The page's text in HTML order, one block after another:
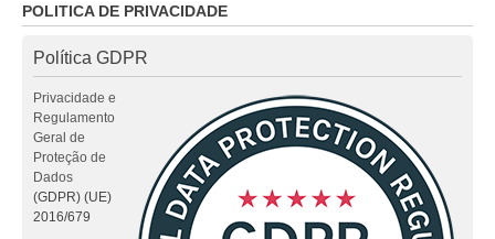
POLITICA DE PRIVACIDADE
Política GDPR
Privacidade e
Regulamento
Geral de
Proteção de
Dados
(GDPR) (UE)
2016/679